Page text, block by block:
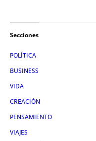
Secciones
POLÍTICA
BUSINESS
VIDA
CREACIÓN
PENSAMIENTO
VIAJES